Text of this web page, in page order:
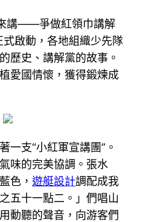
講——爭做紅領巾講解
式啟動，各地組織少先隊
歷史、講解黨的故事。
愛國情懷，獲得鍛煉成
一支“小紅軍宣講團”。
味的完美協調。張水
色，遊艇設計調配成我
五十一點二。」們唱山
動聽的聲音，向游客們